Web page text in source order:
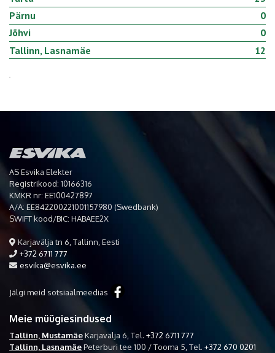
Pärnu
0
Jõhvi
0
Tallinn, Lasnamäe
12
AS Esvika Elekter
Registrikood: 10166316
KMKR nr: EE100427897
A/A: EE842200221001157980 (Swedbank)
SWIFT kood/BIC: HABAEE2X
Karjavälja tn 6, Tallinn, Eesti
+372 6711 777
esvika@esvika.ee
Jälgi meid sotsiaalmeedias
Meie müügiesindused
Tallinn, MustamäeKarjavälja 6, Tel. +372 6711 777
Tallinn, LasnamäePeterburi tee 100 / Tooma 5, Tel. +372 670 0201